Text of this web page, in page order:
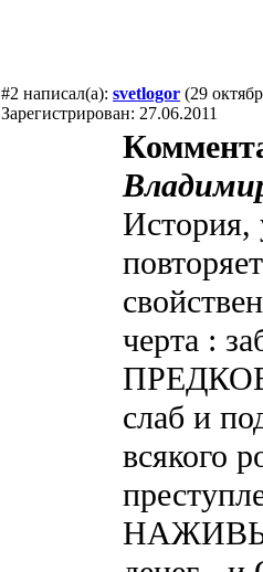
#2 написал(а): svetlogor (29
Зарегистрирован: 27.06.2011
История,
черта :
слаб и
всякого
НАЖИВЫ